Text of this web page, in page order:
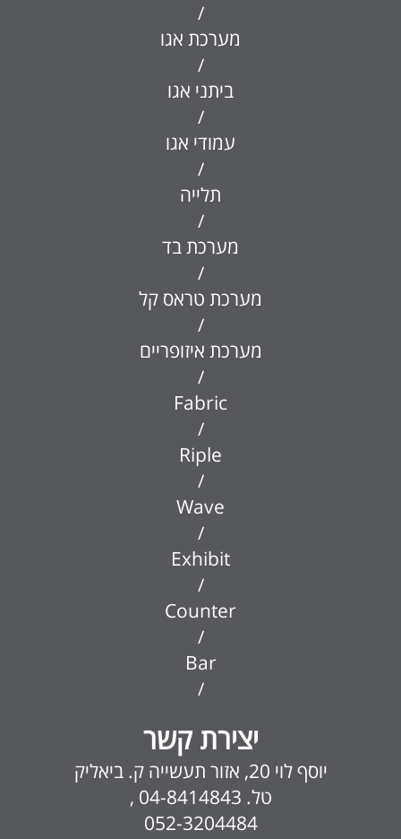
/
מערכת אגו
/
ביתני אגו
/
עמודי אגו
/
תלייה
/
מערכת בד
/
מערכת טראס קל
/
מערכת איזופריים
/
Fabric
/
Riple
/
Wave
/
Exhibit
/
Counter
/
Bar
/
יצירת קשר
יוסף לוי 20, אזור תעשייה ק. ביאליק
טל. 04-8414843 ,
052-3204484